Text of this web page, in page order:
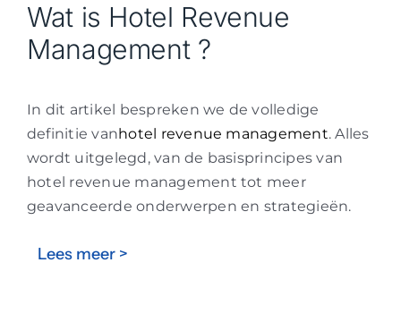
Wat is Hotel Revenue
Management ?
In dit artikel bespreken we de volledige
definitie vanhotel revenue management. Alles
wordt uitgelegd, van de basisprincipes van
hotel revenue management tot meer
geavanceerde onderwerpen en strategieën.
Lees meer >